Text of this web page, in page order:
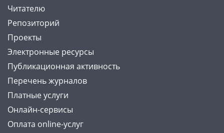
Читателю
Репозиторий
Проекты
Электронные ресурсы
Публикационная активность
Перечень журналов
Платные услуги
Онлайн-сервисы
Оплата online-услуг